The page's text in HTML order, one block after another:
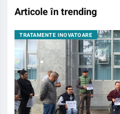
Articole în trending
TRATAMENTE INOVATOARE